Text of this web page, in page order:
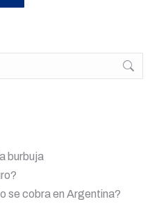
burbuja
se cobra en Argentina?